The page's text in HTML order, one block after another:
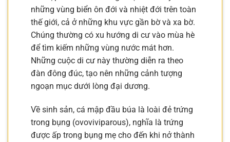
những vùng biển ôn đới và nhiệt đới trên toàn
thế giới, cả ở những khu vực gần bờ và xa bờ.
Chúng thường có xu hướng di cư vào mùa hè
để tìm kiếm những vùng nước mát hơn.
Những cuộc di cư này thường diễn ra theo
đàn đông đúc, tạo nên những cảnh tượng
ngoạn mục dưới lòng đại dương.
Về sinh sản, cá mập đầu búa là loài đẻ trứng
trong bụng (ovoviviparous), nghĩa là trứng
được ấp trong bụng mẹ cho đến khi nở thành